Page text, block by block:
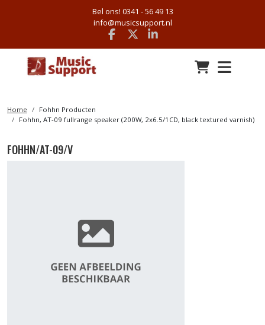
Bel ons! 0341 - 56 49 13
info@musicsupport.nl
Facebook
x linkedin
Home
Fohhn Producten
Fohhn, AT-09 fullrange speaker (200W, 2x6.5/1CD, black textured varnish)
FOHHN/AT-09/V